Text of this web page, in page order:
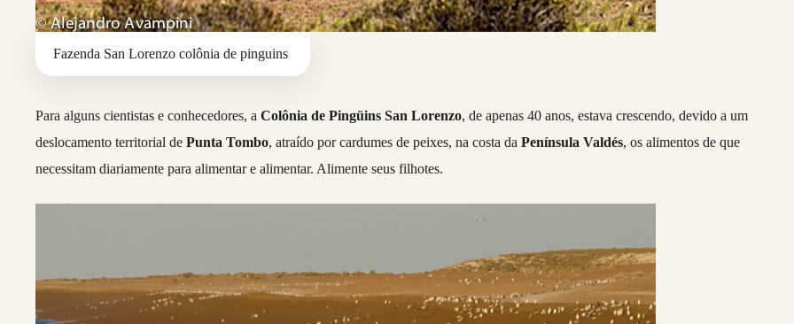
Fazenda San Lorenzo colônia de pinguins
Para alguns cientistas e conhecedores, aColônia de Pingüins San Lorenzo, de apenas 40 anos, estava crescendo, devido a um
deslocamento territorial dePunta Tombo, atraído por cardumes de peixes, na costa daPenínsula Valdés, os alimentos de que
necessitam diariamente para alimentar e alimentar. Alimente seus filhotes.